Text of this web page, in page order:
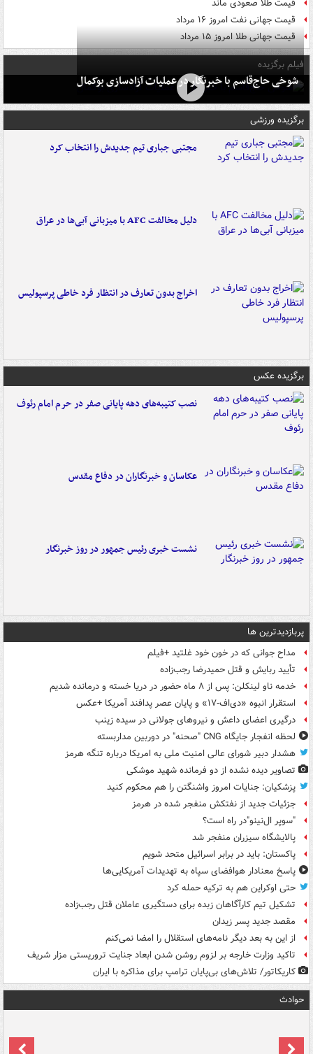
قیمت طلا صعودی ماند
قیمت جهانی نفت امروز ۱۶ مرداد
قیمت جهانی طلا امروز ۱۵ مرداد
فیلم برگزیده
شوخی حاج‌قاسم با خبرنگار در عملیات آزادسازی بوکمال
برگزیده ورزشی
مجتبی جباری تیم جدیدش را انتخاب کرد
دلیل مخالفت AFC با میزبانی آبی‌ها در عراق
اخراج بدون تعارف در انتظار فرد خاطی پرسپولیس
برگزیده عکس
نصب کتیبه‌های دهه پایانی صفر در حرم امام رئوف
عکاسان و خبرنگاران در دفاع مقدس
نشست خبری رئیس جمهور در روز خبرنگار
پربازدیدترین ها
مداح جوانی که در خون خود غلتید +فیلم
تأیید ربایش و قتل حمیدرضا رجب‌زاده
خدمه ناو لینکلن: پس از ۸ ماه حضور در دریا خسته و درمانده‌ شدیم
استقرار انبوه «دی‌اف‑۱۷» و پایان عصر پدافند آمریکا +عکس
درگیری اعضای داعش و نیروهای جولانی در سیده زینب
لحظه انفجار جایگاه CNG "صحنه" در دوربین مداربسته
هشدار دبیر شورای عالی امنیت ملی به امریکا درباره تنگه هرمز
تصاویر دیده‌ نشده از دو فرمانده شهید موشکی
پزشکیان: جنایات امروز واشنگتن را هم محکوم کنید
جزئیات جدید از نفتکش منفجر شده در هرمز
"سوپر ال‌نینو"در راه است؟
پالایشگاه سیزران منفجر شد
پاکستان: باید در برابر اسرائیل متحد شویم
پاسخ معنادار هوافضای سپاه به تهدیدات آمریکایی‌ها
حتی اوکراین هم به ترکیه حمله کرد
تشکیل تیم کارآگاهان زبده برای دستگیری عاملان قتل رجب‌زاده
مقصد جدید پسر زیدان
از این به بعد دیگر نامه‌های استقلال را امضا نمی‌کنم
تاکید وزارت خارجه بر لزوم روشن شدن ابعاد جنایت تروریستی مزار شریف
کاریکاتور/ تلاش‌های بی‌پایان ترامپ برای مذاکره با ایران
حوادث